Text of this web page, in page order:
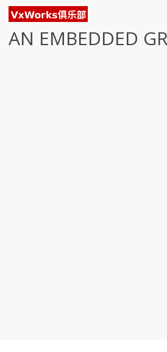
AN EMBEDDED